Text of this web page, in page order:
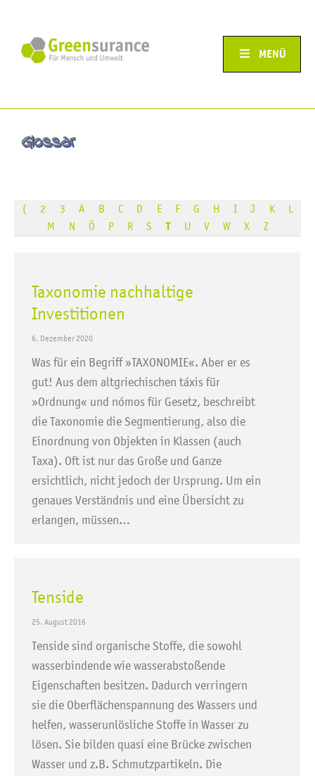
MENÜ
Glossar
( 2 3 A B C D E F G H I J K
L
M
N Ö P R S T U V W X Z
Taxonomie nachhaltige
Investitionen
6. Dezember 2020
Was für ein Begriff »TAXONOMIE«. Aber er es
gut! Aus dem altgriechischen táxis für
»Ordnung« und nómos für Gesetz, beschreibt
die Taxonomie die Segmentierung, also die
Einordnung von Objekten in Klassen (auch
Taxa). Oft ist nur das Große und Ganze
ersichtlich, nicht jedoch der Ursprung. Um ein
genaues Verständnis und eine Übersicht zu
erlangen, müssen…
Tenside
25. August 2016
Tenside sind organische Stoffe, die sowohl
wasserbindende wie wasserabstoßende
Eigenschaften besitzen. Dadurch verringern
sie die Oberflächenspannung des Wassers und
helfen, wasserunlösliche Stoffe in Wasser zu
lösen. Sie bilden quasi eine Brücke zwischen
Wasser und z.B. Schmutzpartikeln. Die